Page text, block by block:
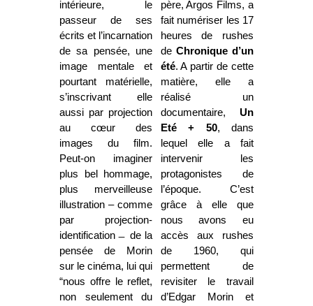
intérieure, le
passeur de ses
écrits et l’incarnation
de sa pensée, une
image mentale et
pourtant matérielle,
s’inscrivant elle
aussi par projection
au cœur des
images du film.
Peut-on imaginer
plus bel hommage,
plus merveilleuse
illustration – comme
par projection-
identification ̶ de la
pensée de Morin
sur le cinéma, lui qui
“nous offre le reflet,
non seulement du
père, Argos Films, a
fait numériser les 17
heures de rushes
de Chronique d’un
été. A partir de cette
matière, elle a
réalisé un
documentaire, Un
Eté + 50, dans
lequel elle a fait
intervenir les
protagonistes de
l’époque. C’est
grâce à elle que
nous avons eu
accès aux rushes
de 1960, qui
permettent de
revisiter le travail
d’Edgar Morin et